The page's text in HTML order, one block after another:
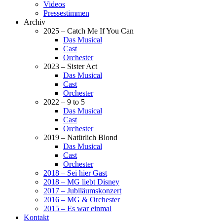
Videos
Pressestimmen
Archiv
2025 – Catch Me If You Can
Das Musical
Cast
Orchester
2023 – Sister Act
Das Musical
Cast
Orchester
2022 – 9 to 5
Das Musical
Cast
Orchester
2019 – Natürlich Blond
Das Musical
Cast
Orchester
2018 – Sei hier Gast
2018 – MG liebt Disney
2017 – Jubiläumskonzert
2016 – MG & Orchester
2015 – Es war einmal
Kontakt